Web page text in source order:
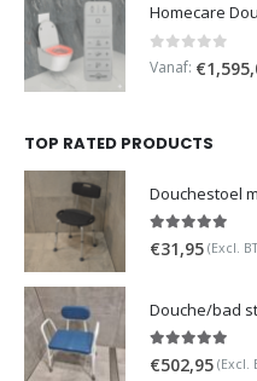
0 out of 5
Vanaf: €
TOP RATED PRODUCTS
5.00out of
€31,95 (Excl.
Douche/bad
5.00out of
€502,95 (Excl.